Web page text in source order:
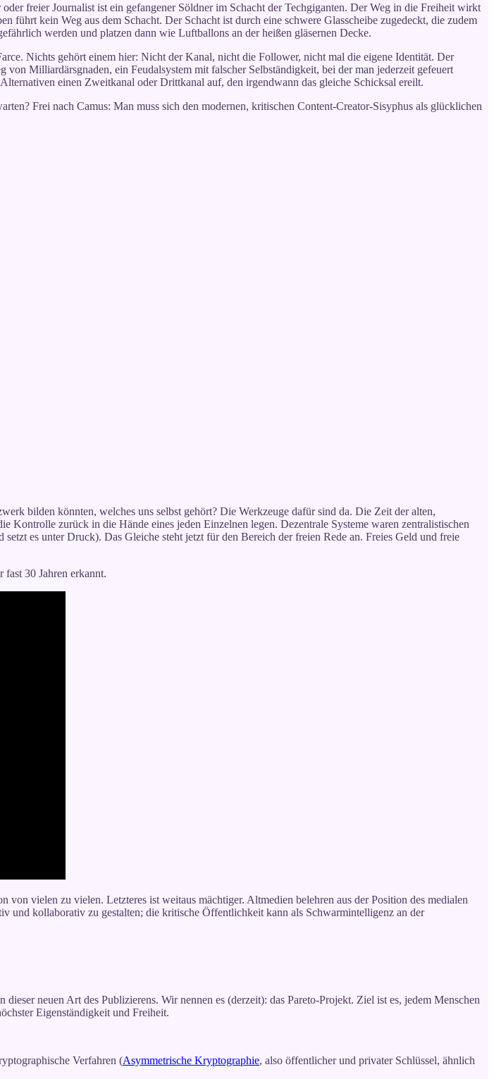
freier Journalist ist ein gefangener Söldner im Schacht der Techgiganten. Der Weg in die Freiheit wirkt
kein Weg aus dem Schacht. Der Schacht ist durch eine schwere Glasscheibe zugedeckt, die zudem
werden und platzen dann wie Luftballons an der heißen gläsernen Decke.
Nichts gehört einem hier: Nicht der Kanal, nicht die Follower, nicht mal die eigene Identität. Der
Milliardärsgnaden, ein Feudalsystem mit falscher Selbständigkeit, bei der man jederzeit gefeuert
einen Zweitkanal oder Drittkanal auf, den irgendwann das gleiche Schicksal ereilt.
Frei nach Camus: Man muss sich den modernen, kritischen Content-Creator-Sisyphus als glücklichen
bilden könnten, welches uns selbst gehört? Die Werkzeuge dafür sind da. Die Zeit der alten,
zurück in die Hände eines jeden Einzelnen legen. Dezentrale Systeme waren zentralistischen
es unter Druck). Das Gleiche steht jetzt für den Bereich der freien Rede an. Freies Geld und freie
30 Jahren erkannt.
vielen zu vielen. Letzteres ist weitaus mächtiger. Altmedien belehren aus der Position des medialen
und kollaborativ zu gestalten; die kritische Öffentlichkeit kann als Schwarmintelligenz an der
neuen Art des Publizierens. Wir nennen es (derzeit): das Pareto-Projekt. Ziel ist es, jedem Menschen
Eigenständigkeit und Freiheit.
Verfahren (Asymmetrische Kryptographie, also öffentlicher und privater Schlüssel, ähnlich